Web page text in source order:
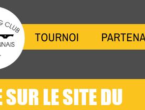
TOURNOI
LE SITE DU